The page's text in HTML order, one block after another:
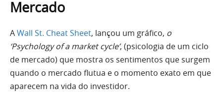
Mercado
AWall St. Cheat Sheet, lançou um gráfico, o
‘Psychology of a market cycle’, (psicologia de um ciclo
de mercado) que mostra os sentimentos que surgem
quando o mercado flutua e o momento exato em que
aparecem na vida do investidor.